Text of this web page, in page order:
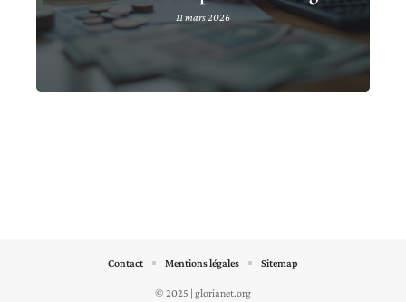
11 mars 2026
© 2025 | glorianet.org
Contact Mentions légales Sitemap